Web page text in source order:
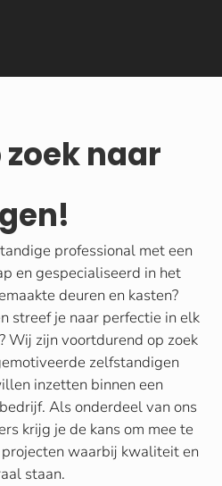
naar
professional met een
en gespecialiseerd in het
deuren en kasten?
streef je naar perfectie in elk
Wij zijn voortdurend op zoek
zelfstandigen
inzetten binnen een
Als onderdeel van ons
krijg je de kans om mee te
waarbij kwaliteit en
staan.